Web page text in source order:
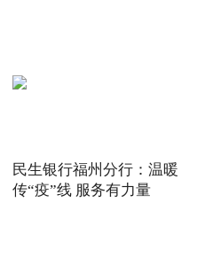
民生银行福州分行：温暖
传“疫”线 服务有力量